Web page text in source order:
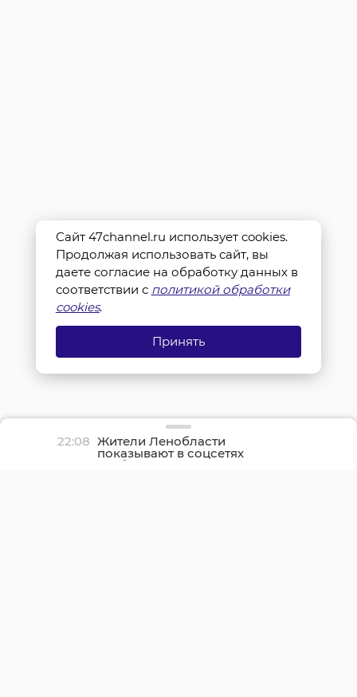
22:08 Жители Ленобласти
показывают в соцсетях
грибные трофеи
Сайт 47channel.ru использует cookies.
Продолжая использовать сайт, вы
даете согласие на обработку данных в
соответствии с политикой обработки
cookies.
Принять